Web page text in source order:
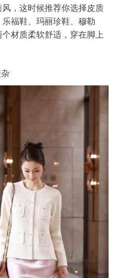
，这时候推荐你选择皮质
福鞋、玛丽珍鞋、穆勒
材质柔软舒适，穿在脚上